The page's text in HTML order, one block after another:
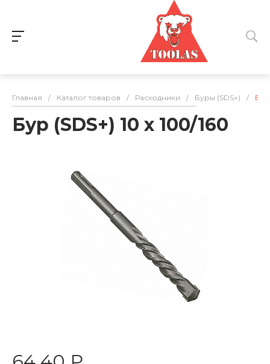
Главная / Каталог товаров / Расходники / Буры (SDS+) / Бур
Бур (SDS+) 10 х 100/160